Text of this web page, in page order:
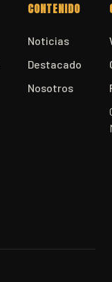
CONTENIDO
Noticias
Destacado
Nosotros